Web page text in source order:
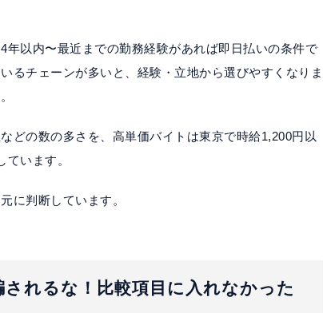
年以内〜最近までの勤務経験があれば即日払いの条件で
るチェーンが多いと、経験・立地から選びやすくなりま
どの数の多さを、高単価バイトは東京で時給1,200円以
ています。
に判断しています。
れるな！比較項目に入れなかった